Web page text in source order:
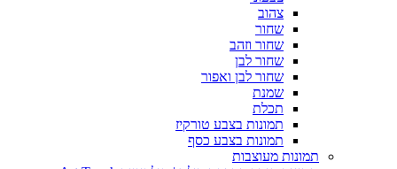
צהוב
שחור
שחור וזהב
שחור לבן
שחור לבן ואפור
שמנת
תכלת
תמונות בצבע טורקיז
תמונות בצבע כסף
תמונות מעוצבות